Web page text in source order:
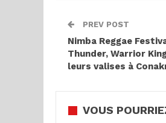
PREV POST
Nimba Reggae
Thunder, Warrior
leurs valises à
VOUS